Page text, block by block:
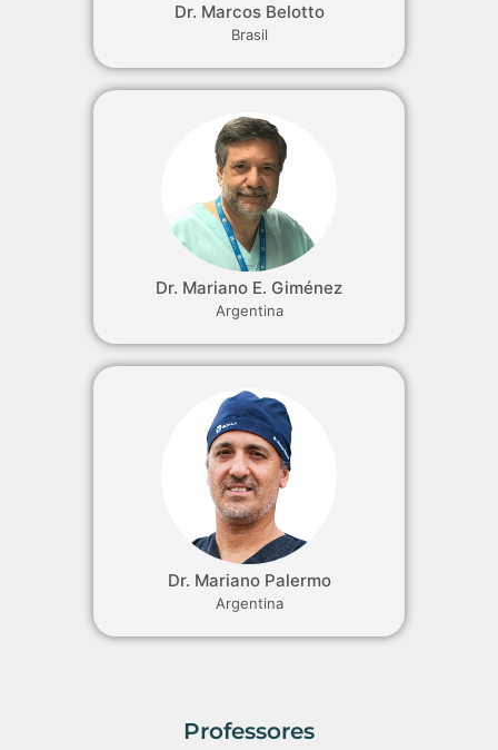
Dr. Marcos Belotto
Brasil
Dr. Mariano E. Giménez
Argentina
Dr. Mariano Palermo
Argentina
Professores